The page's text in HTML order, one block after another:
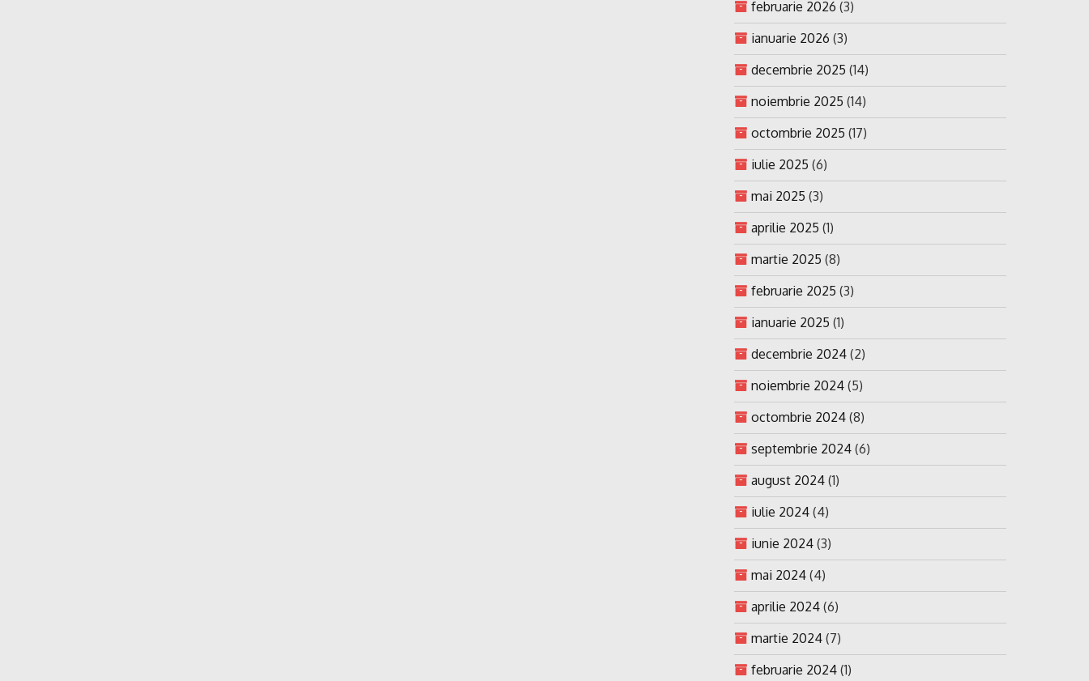
februarie 2026 (3)
ianuarie 2026 (3)
decembrie 2025 (14)
noiembrie 2025 (14)
octombrie 2025 (17)
iulie 2025 (6)
mai 2025 (3)
aprilie 2025 (1)
martie 2025 (8)
februarie 2025 (3)
ianuarie 2025 (1)
decembrie 2024 (2)
noiembrie 2024 (5)
octombrie 2024 (8)
septembrie 2024 (6)
august 2024 (1)
iulie 2024 (4)
iunie 2024 (3)
mai 2024 (4)
aprilie 2024 (6)
martie 2024 (7)
februarie 2024 (1)